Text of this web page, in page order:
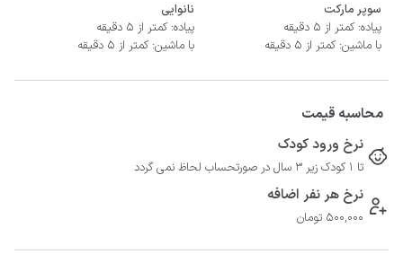
سوپر مارکت
پیاده: کمتر از 5 دقیقه
با ماشین: کمتر از 5 دقیقه
نانوایی
پیاده: کمتر از 5 دقیقه
با ماشین: کمتر از 5 دقیقه
محاسبه قیمت
نرخ ورود کودک
تا 1 کودک زیر 3 سال در صورتحساب لحاظ نمی گردد
نرخ هر نفر اضافه
500,000 تومان